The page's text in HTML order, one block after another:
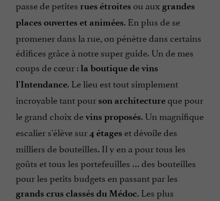
passe de petites rues étroites ou aux grandes
places ouvertes et animées. En plus de se
promener dans la rue, on pénètre dans certains
édifices grâce à notre super guide. Un de mes
coups de cœur :la boutique de vins
l'Intendance. Le lieu est tout simplement
incroyable tant pour son architectureque pour
le grand choix devins proposés. Un magnifique
escalier s'élève sur 4 étages et dévoile des
milliers de bouteilles. Il y en a pour tous les
goûts et tous les portefeuilles … des bouteilles
pour les petits budgets en passant par les
grands crus classés du Médoc. Les plus